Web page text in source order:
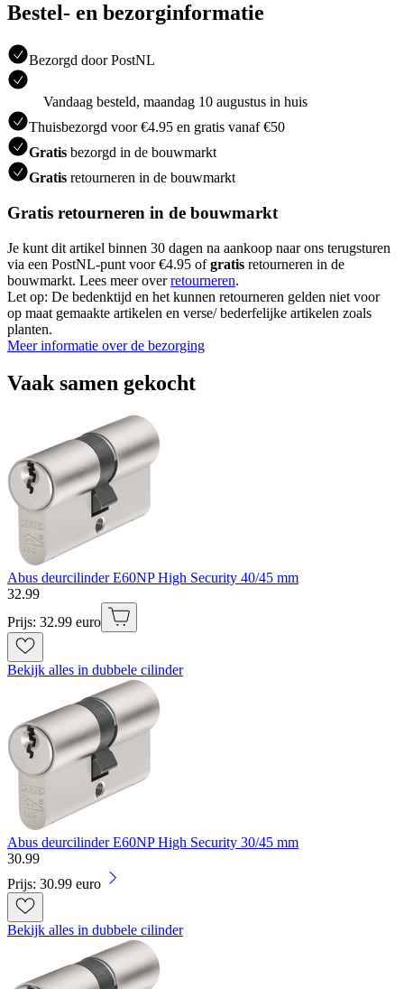
Bestel- en bezorginformatie
Bezorgd door PostNL
Vandaag besteld, maandag 10 augustus in huis
Thuisbezorgd voor €4.95 en gratis vanaf €50
Gratis bezorgd in de bouwmarkt
Gratis retourneren in de bouwmarkt
Gratis retourneren in de bouwmarkt
Je kunt dit artikel binnen 30 dagen na aankoop naar ons terugsturen
via een PostNL-punt voor €4.95 ofgratis retourneren in de
bouwmarkt. Lees meer overretourneren.
Let op: De bedenktijd en het kunnen retourneren gelden niet voor
op maat gemaakte artikelen en verse/ bederfelijke artikelen zoals
planten.
Meer informatie over de bezorging
Vaak samen gekocht
Abus deurcilinder E60NP High Security 40/45 mm
32.99
Prijs: 32.99 euro
Bekijk alles in dubbele cilinder
Abus deurcilinder E60NP High Security 30/45 mm
30.99
Prijs: 30.99 euro
Bekijk alles in dubbele cilinder